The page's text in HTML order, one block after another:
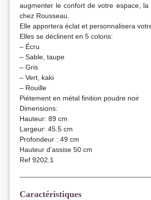
augmenter le confort de votre espace, la
chez Rousseau.
Elle apportera éclat et personnalisera
Elles se déclinent en 5 coloris:
– Écru
– Sable, taupe
– Gris
– Vert, kaki
– Rouille
Piétement en métal finition poudre noir
Dimensions:
Hauteur: 89 cm
Largeur: 45.5 cm
Profondeur : 49 cm
Hauteur d’assise 50 cm
Ref 9202.1
Caractéristiques